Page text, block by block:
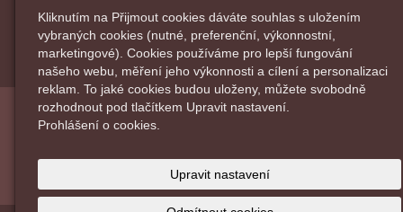
© 2026Farnost Bánov
inPage-webové stránkys AI,doménaawebhostingu
jediného 5★ registrátora v ČR
Kliknutím na Přijmout cookies dáváte souhlas s uložením
vybraných cookies (nutné, preferenční, výkonnostní,
marketingové). Cookies používáme pro lepší fungování
našeho webu, měření jeho výkonnosti a cílení a personalizaci
reklam. To jaké cookies budou uloženy, můžete svobodně
rozhodnout pod tlačítkem Upravit nastavení.
Prohlášení o cookies.
Upravit nastavení